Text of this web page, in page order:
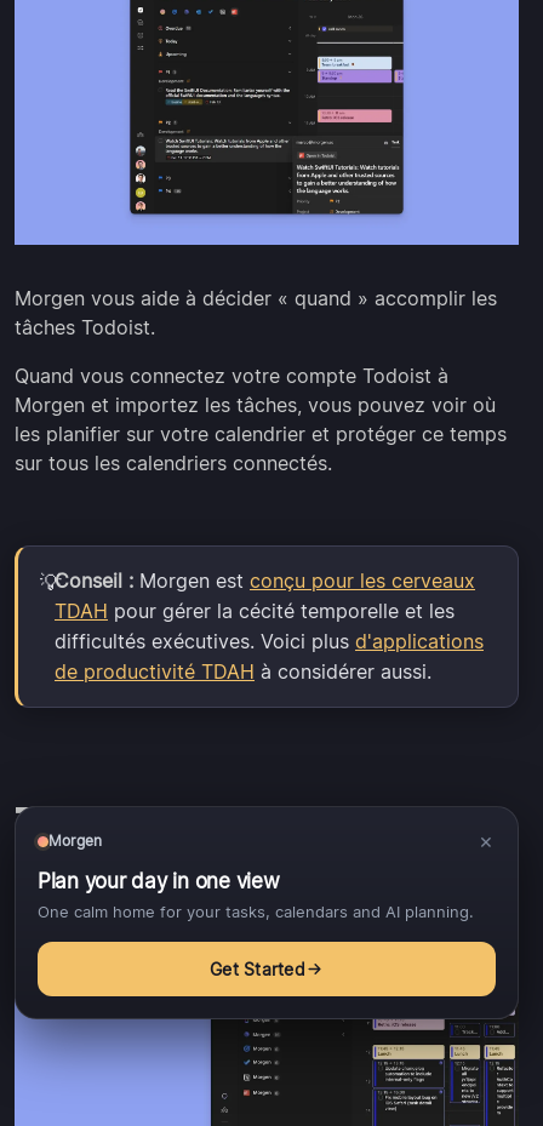
Morgen vous aide à décider « quand » accomplir les
tâches Todoist.
Quand vous connectez votre compte Todoist à
Morgen et importez les tâches, vous pouvez voir où
les planifier sur votre calendrier et protéger ce temps
sur tous les calendriers connectés.
💡Conseil : Morgen est conçu pour les cerveaux
TDAH pour gérer la cécité temporelle et les
difficultés exécutives. Voici plus d'applications
de productivité TDAH à considérer aussi.
Time Blocking
Morgen ×
Plan your day in one view
One calm home for your tasks, calendars and AI planning.
Get Started